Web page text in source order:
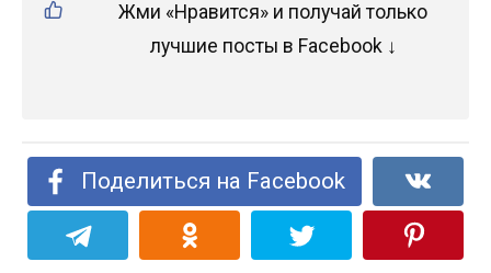
Жми «Нравится» и получай только
лучшие посты в Facebook ↓
Поделиться на Facebook